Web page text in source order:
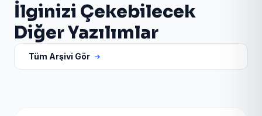
İlginizi Çekebilecek
Diğer Yazılımlar
Tüm Arşivi Gör